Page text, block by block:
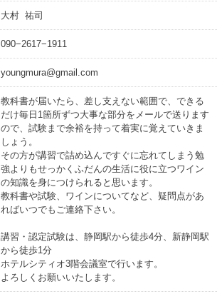
大村 祐司
090−2617−1911
youngmura@gmail.com
教科書が届いたら、差し支えない範囲で、できる
だけ毎日1箇所ずつ大事な部分をメールで送ります
ので、試験まで余裕を持って着実に覚えていきま
しょう。
その方が講習で詰め込んですぐに忘れてしまう勉
強よりもせっかくふだんの生活に役に立つワイン
の知識を身につけられると思います。
教科書や試験、ワインについてなど、疑問点があ
ればいつでもご連絡下さい。
講習・認定試験は、静岡駅から徒歩4分、新静岡駅
から徒歩1分
ホテルシティオ3階会議室で行います。
よろしくお願いいたします。